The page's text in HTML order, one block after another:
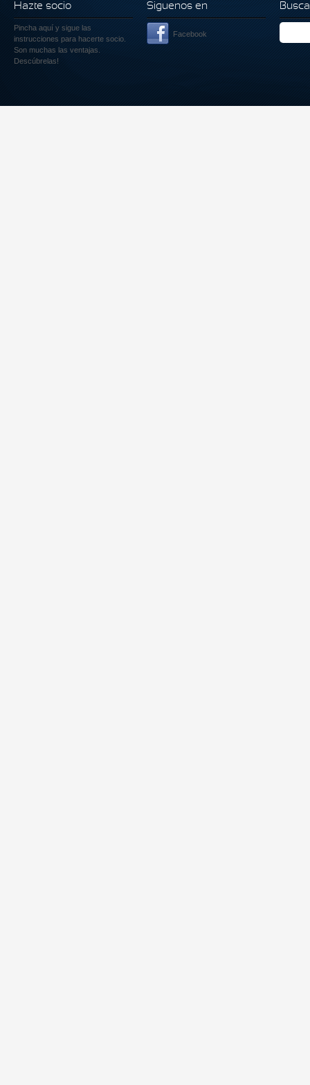
Hazte socio
Pincha aquí y sigue las
instrucciones para hacerte socio.
Son muchas las ventajas.
Descúbrelas!
Siguenos en
Facebook